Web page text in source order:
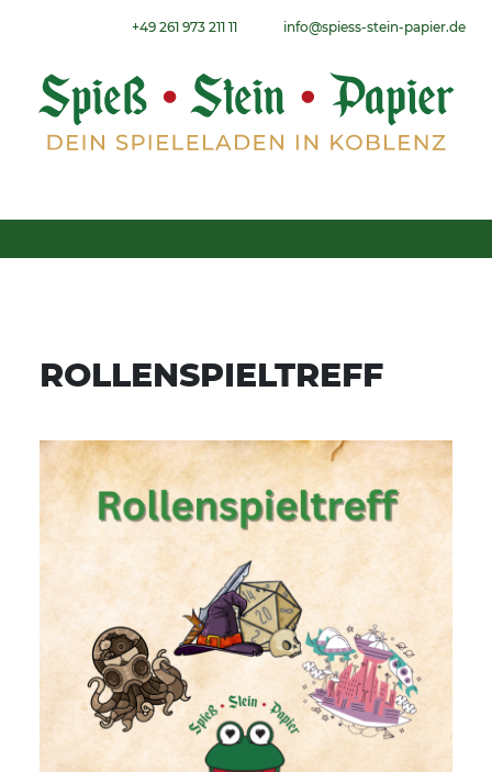
+49 261 973 211 11 info@spiess-stein-papier.de
ROLLENSPIELTREFF